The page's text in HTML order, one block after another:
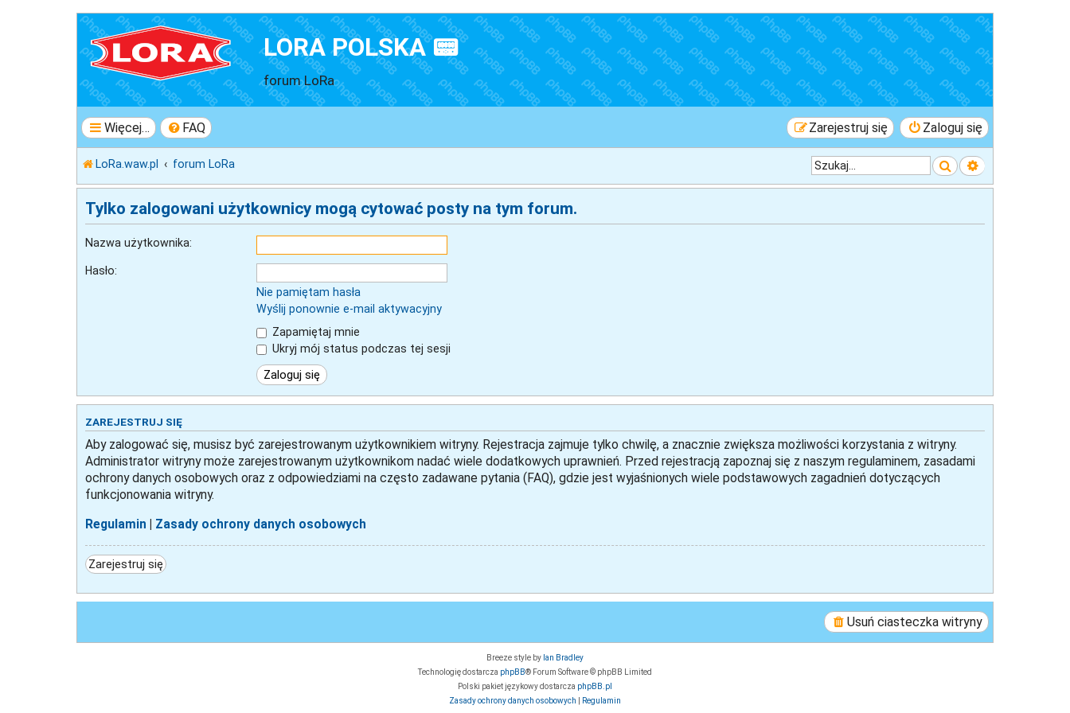
LORA POLSKA 📟
forum LoRa
Więcej… FAQ Zaloguj się
Zarejestruj się
LoRa.waw.pl forum LoRa SzukajWyszukiwanie
Tylko zalogowani użytkownicy mogą cytować posty na tym forum.
Nazwa użytkownika:
Hasło:
Nie pamiętam hasła
Wyślij ponownie e-mail aktywacyjny
Zapamiętaj mnie
Ukryj mój status podczas tej sesji
ZAREJESTRUJ SIĘ
Aby zalogować się, musisz być zarejestrowanym użytkownikiem witryny. Rejestracja zajmuje tylko chwilę, a znacznie zwiększa możliwości korzystania z witryny.
Administrator witryny może zarejestrowanym użytkownikom nadać wiele dodatkowych uprawnień. Przed rejestracją zapoznaj się z naszym regulaminem, zasadami
ochrony danych osobowych oraz z odpowiedziami na często zadawane pytania (FAQ), gdzie jest wyjaśnionych wiele podstawowych zagadnień dotyczących
funkcjonowania witryny.
Regulamin Zasady ochrony danych osobowych
Zarejestruj się
Usuń ciasteczka witryny
Breeze style by Ian Bradley
Technologię dostarcza phpBB® Forum Software © phpBB Limited
Polski pakiet językowy dostarcza phpBB.pl
Zasady ochrony danych osobowych
Regulamin